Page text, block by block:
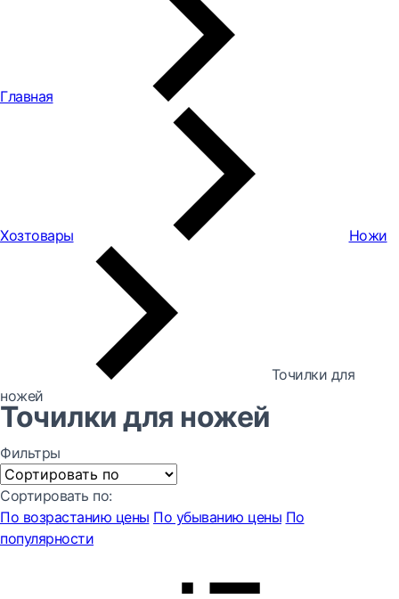
Главная
Хозтовары Ножи
Точилки для
ножей
Точилки для ножей
Фильтры
Сортировать по:
По возрастанию цены По убыванию цены По
популярности